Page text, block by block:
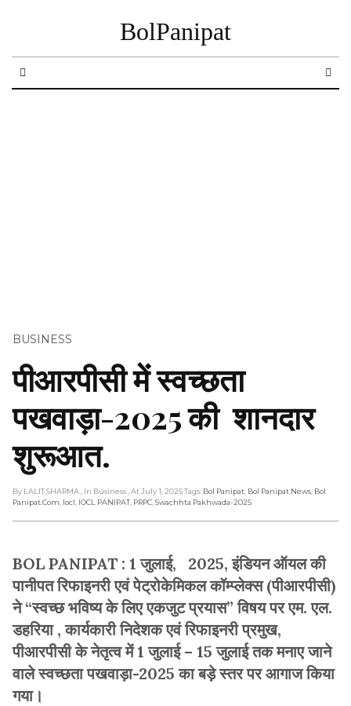
BolPanipat
BUSINESS
पीआरपीसी में स्वच्छता
पखवाड़ा-2025 की शानदार
शुरूआत.
By LALIT SHARMA , In Business , At July 1, 2025Tags: Bol Panipat Bol Panipat News Bol
Panipat.com Iocl IOCL PANIPAT PRPC Swachhta Pakhwada-2025
BOL PANIPAT : 1 जुलाई, 2025, इंडियन ऑयल की
पानीपत रिफाइनरी एवं पेट्रोकेमिकल कॉम्प्लेक्स (पीआरपीसी)
ने “स्वच्छ भविष्य के लिए एकजुट प्रयास” विषय पर एम. एल.
डहरिया , कार्यकारी निदेशक एवं रिफाइनरी प्रमुख,
पीआरपीसी के नेतृत्व में 1 जुलाई – 15 जुलाई तक मनाए जाने
वाले स्वच्छता पखवाड़ा-2025 का बड़े स्तर पर आगाज किया
गया।